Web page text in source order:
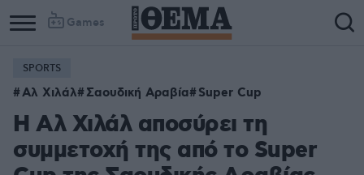
Games
SPORTS
Αλ Χιλάλ Σαουδική Αραβία Super Cup
Η Αλ Χιλάλ αποσύρει τη
συμμετοχή της από το Super